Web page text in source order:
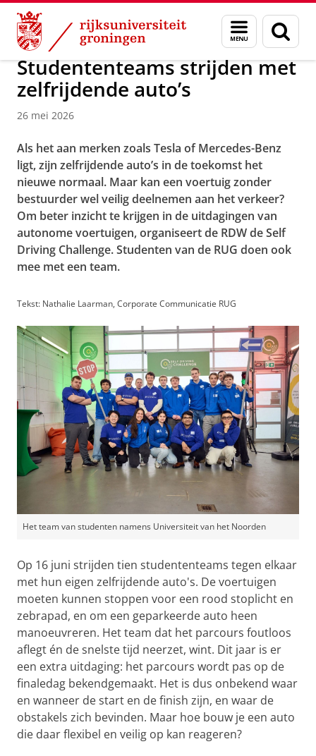
Skip
Content
Skip
Navigation
Menu
en
zoeken
Over ons Actueel Nieuws
Studententeams strijden met
zelfrijdende auto’s
26 mei 2026
Als het aan merken zoals Tesla of Mercedes-Benz
ligt, zijn zelfrijdende auto’s in de toekomst het
nieuwe normaal. Maar kan een voertuig zonder
bestuurder wel veilig deelnemen aan het verkeer?
Om beter inzicht te krijgen in de uitdagingen van
autonome voertuigen, organiseert de RDW de Self
Driving Challenge. Studenten van de RUG doen ook
mee met een team.
Tekst: Nathalie Laarman, Corporate Communicatie RUG
Het team van studenten namens Universiteit van het Noorden
Op 16 juni strijden tien studententeams tegen elkaar
met hun eigen zelfrijdende auto's. De voertuigen
moeten kunnen stoppen voor een rood stoplicht en
zebrapad, en om een geparkeerde auto heen
manoeuvreren. Het team dat het parcours foutloos
aflegt én de snelste tijd neerzet, wint. Dit jaar is er
een extra uitdaging: het parcours wordt pas op de
finaledag bekendgemaakt. Het is dus onbekend waar
en wanneer de start en de finish zijn, en waar de
obstakels zich bevinden. Maar hoe bouw je een auto
die daar flexibel en veilig op kan reageren?